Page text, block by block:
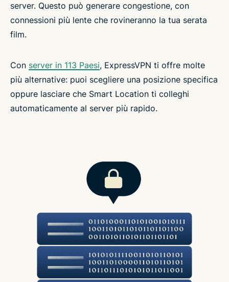
server. Questo può generare congestione, con
connessioni più lente che rovineranno la tua serata
film.
Con server in 113 Paesi, ExpressVPN ti offre molte
più alternative: puoi scegliere una posizione specifica
oppure lasciare che Smart Location ti colleghi
automaticamente al server più rapido.